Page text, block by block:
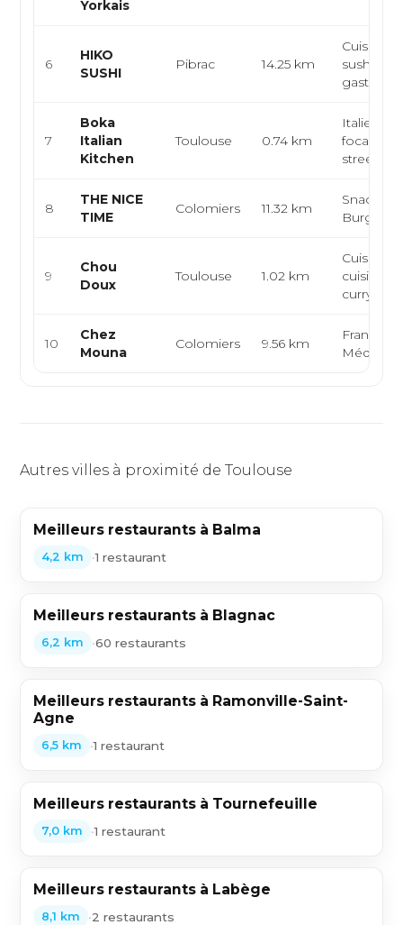
Yorkais
6
HIKO
SUSHI
Pibrac 14.25 km
Cuisine
sushi,
7
Boka
Italian
Kitchen
Toulouse 0.74 km
Italienne,
street
8
THE NICE
TIME
Colomiers 11.32 km
Snack,
Burger,
9
Chou
Doux
Toulouse 1.02 km
Cuisine
cuisine
curry
10
Chez
Mouna
Colomiers 9.56 km
Française,
Autres villes à proximité de Toulouse
Meilleurs restaurants à Balma
4,2 km •1 restaurant
Meilleurs restaurants à Blagnac
6,2 km •60 restaurants
Meilleurs restaurants à Ramonville-Saint-
Agne
6,5 km •1 restaurant
Meilleurs restaurants à Tournefeuille
7,0 km •1 restaurant
Meilleurs restaurants à Labège
8,1 km •2 restaurants